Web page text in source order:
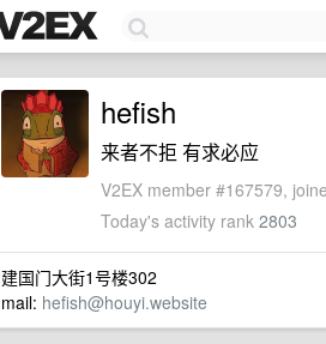
hefish
来者不拒 有求必应
V2EX member #167579,
Today's activity rank 2803
建国门大街1号楼302
mail: hefish@houyi.website